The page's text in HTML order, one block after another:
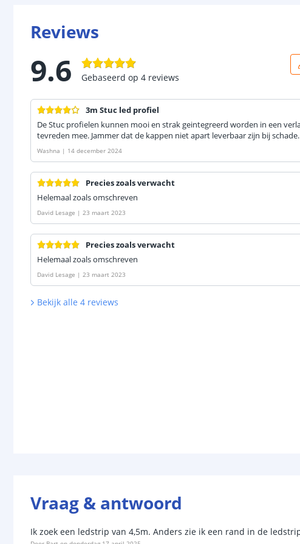
Reviews
9.6 Gebaseerd op 4 reviews
3m Stuc led profiel
De Stuc profielen kunnen mooi en strak geintegreerd worden in een
tevreden mee. Jammer dat de kappen niet apart leverbaar zijn bij schade.
Washna | 14 december 2024
Precies zoals verwacht
Helemaal zoals omschreven
David Lesage | 23 maart 2023
Precies zoals verwacht
Helemaal zoals omschreven
David Lesage | 23 maart 2023
Bekijk alle 4 reviews
Vraag & antwoord
Ik zoek een ledstrip van 4,5m. Anders zie ik een rand in de